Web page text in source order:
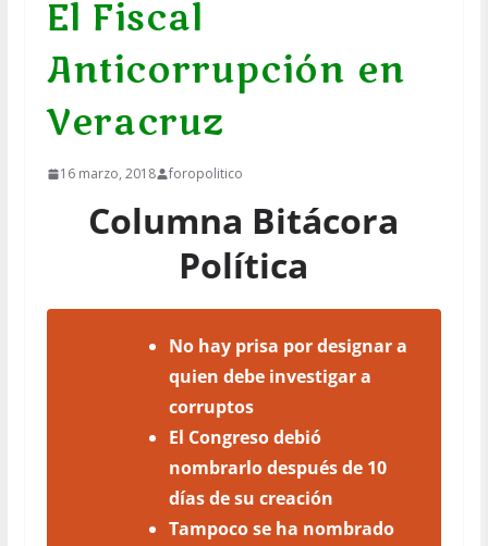
El Fiscal
Anticorrupción en
Veracruz
16 marzo, 2018 foropolitico
Columna Bitácora
Política
No hay prisa por designar a
quien debe investigar a
corruptos
El Congreso debió
nombrarlo después de 10
días de su creación
Tampoco se ha nombrado